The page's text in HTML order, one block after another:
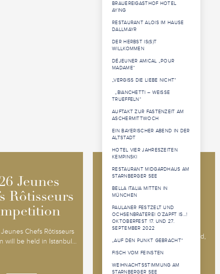
BRAUEREIGASTHOF HOTEL
AYING
RESTAURANT ALOIS IM HAUSE
DALLMAYR
DER HERBST IS(S)T
WILLKOMMEN
DÉJEUNER AMICAL „POUR
MADAME“
„VERGISS DIE LIEBE NICHT“
„BIANCHETTI – WEISSE
TRUEFFELN“
AUFTAKT ZUR FASTENZEIT AM
ASCHERMITTWOCH
EIN BAYERISCHER ABEND IN DER
ALTSTADT
HOTEL VIER JAHRESZEITEN
KEMPINSKI
RESTAURANT MIDGARDHAUS AM
STARNBERGER SEE
BELLA ITALIA MITTEN IN
MÜNCHEN
PAULANER FESTZELT UND
OCHSENBRATEREI O´ZAPFT IS...!
OKTOBERFEST 17. UND 27.
SEPTEMBER 2022
„AUF DEN PUNKT GEBRACHT“
FISCH VOM FEINSTEN
WEIHNACHTSSTIMMUNG AM
STARNBERGER SEE
Jeunes
Rôtisseurs
Chefs Rôtisseurs
will be held in Istanbul...
Jeunes
Rôtisseurs
2026 Jeunes
Sommeliers
Competition
The 2026 Jeunes Sommeliers
Competition will be held in Båstad,
2026 Jeunes
Sommeliers
Competition